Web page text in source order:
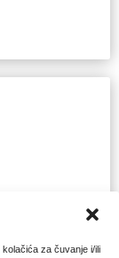
za čuvanje i/ili